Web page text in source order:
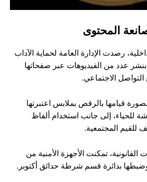
المحتوى
رصدت الإدارة العامة لحماية الآداب
عدد من الفيديوهات عبر صفحاتها
الاجتماعي.
قيامها بالرقص بملابس اعتبرتها
للحياء، إلى جانب استخدام ألفاظ
للقيم المجتمعية.
القانونية، تمكنت الأجهزة الأمنية من
بدائرة قسم شرطة حدائق أكتوبر.